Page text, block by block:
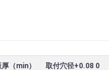
（min） 取付穴径+0.08 0